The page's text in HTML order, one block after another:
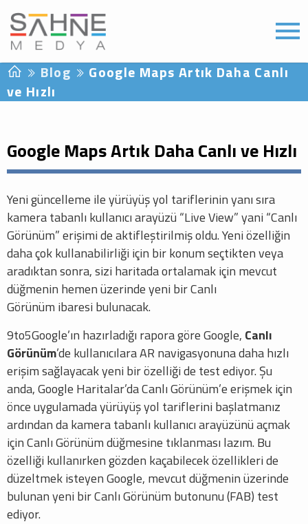
Blog
Google Maps Artık Daha Canlı
ve Hızlı
Google Maps Artık Daha Canlı ve Hızlı
Yeni güncelleme ile yürüyüş yol tariflerinin yanı sıra
kamera tabanlı kullanıcı arayüzü “Live View” yani “Canlı
Görünüm” erişimi de aktifleştirilmiş oldu. Yeni özelliğin
daha çok kullanabilirliği için bir konum seçtikten veya
aradıktan sonra, sizi haritada ortalamak için mevcut
düğmenin hemen üzerinde yeni bir Canlı
Görünüm ibaresi bulunacak.
9to5Google’ın hazırladığı rapora göre Google, Canlı
Görünüm’de kullanıcılara AR navigasyonuna daha hızlı
erişim sağlayacak yeni bir özelliği de test ediyor. Şu
anda, Google Haritalar’da Canlı Görünüm’e erişmek için
önce uygulamada yürüyüş yol tariflerini başlatmanız
ardından da kamera tabanlı kullanıcı arayüzünü açmak
için Canlı Görünüm düğmesine tıklanması lazım. Bu
özelliği kullanırken gözden kaçabilecek özellikleri de
düzeltmek isteyen Google, mevcut düğmenin üzerinde
bulunan yeni bir Canlı Görünüm butonunu (FAB) test
ediyor.